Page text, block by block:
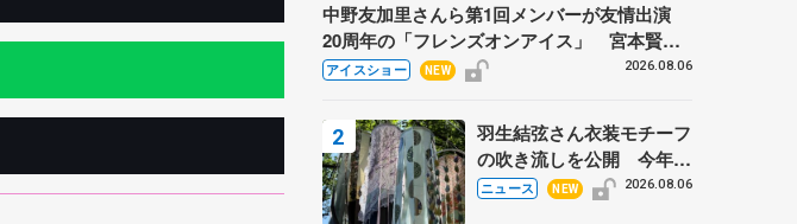
中野友加里さんら第1回メンバーが友情出演
20周年の「フレンズオンアイス」 宮本賢二
さん、有川梨絵さん、田村岳斗さんも
アイスショー NEW 2026.08.06
羽生結弦さん衣装モチーフ
の吹き流しを公開 今年は
「春よ、来い」、仙台の瑞
ニュース NEW 2026.08.06